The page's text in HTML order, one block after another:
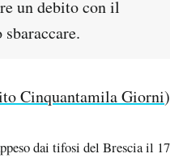
un debito con il
Cinquantamila Giorni)
dai tifosi del Brescia il 17